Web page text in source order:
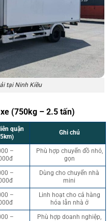
tại Ninh Kiều
(750kg – 2.5 tấn)
quận
Ghi chú
–
Phù hợp chuyển đồ nhỏ,
gọn
–
Dùng cho chuyển nhà
mini
–
Linh hoạt cho cả hàng
hóa lẫn nhà ở
–
Phù hợp doanh nghiệp,